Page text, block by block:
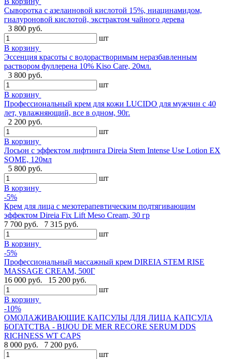
Сыворотка с азелаиновой кислотой 15%, ниацинамидом,
гиалуроновой кислотой, экстрактом чайного дерева
3 800 руб.
шт
В корзину
Эссенция красоты с водорастворимым неразбавленным
раствором фуллерена 10% Kiso Care, 20мл.
3 800 руб.
шт
В корзину
Профессиональный крем для кожи LUCIDO для мужчин с 40
лет, увлажняющий, все в одном, 90г.
2 200 руб.
шт
В корзину
Лосьон с эффектом лифтинга Direia Stem Intense Use Lotion EX
SOME, 120мл
5 800 руб.
шт
В корзину
-5%
Крем для лица с мезотерапевтическим подтягивающим
эффектом Direia Fix Lift Meso Cream, 30 гр
7 700 руб.
7 315 руб.
шт
В корзину
-5%
Профессиональный массажный крем DIREIA STEM RISE
MASSAGE CREAM, 500Г
16 000 руб.
15 200 руб.
шт
В корзину
-10%
ОМОЛАЖИВАЮЩИЕ КАПСУЛЫ ДЛЯ ЛИЦА КАПСУЛА
БОГАТСТВА - BIJOU DE MER RECORE SERUM DDS
RICHNESS WT CAPS
8 000 руб.
7 200 руб.
шт